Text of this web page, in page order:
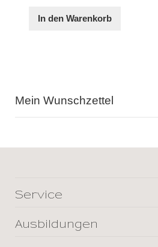
In den Warenkorb
Mein Wunschzettel
Service
Ausbildungen